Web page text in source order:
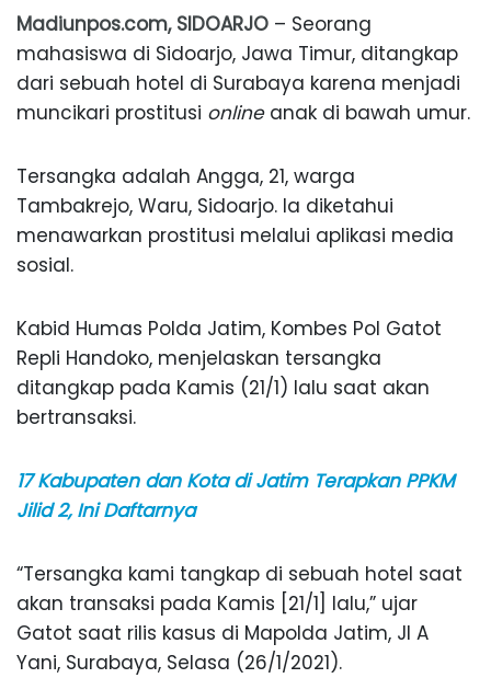
Madiunpos.com, SIDOARJO – Seorang
mahasiswa di Sidoarjo, Jawa Timur, ditangkap
dari sebuah hotel di Surabaya karena menjadi
muncikari prostitusi onlineanak di bawah umur.
Tersangka adalah Angga, 21, warga
Tambakrejo, Waru, Sidoarjo. Ia diketahui
menawarkan prostitusi melalui aplikasi media
sosial.
Kabid Humas Polda Jatim, Kombes Pol Gatot
Repli Handoko, menjelaskan tersangka
ditangkap pada Kamis (21/1) lalu saat akan
bertransaksi.
17 Kabupaten dan Kota di Jatim Terapkan PPKM
Jilid 2, Ini Daftarnya
“Tersangka kami tangkap di sebuah hotel saat
akan transaksi pada Kamis [21/1] lalu,” ujar
Gatot saat rilis kasus di Mapolda Jatim, Jl A
Yani, Surabaya, Selasa (26/1/2021).